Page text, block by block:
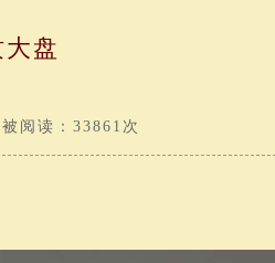
盘
阅读：33861次